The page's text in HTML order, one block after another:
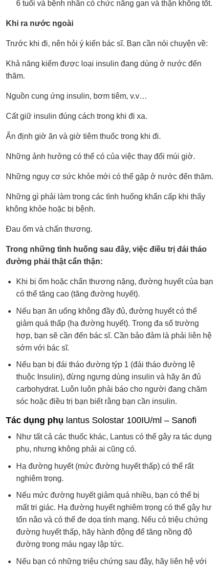
6 tuổi và bệnh nhân có chức năng gan và thận không tốt.
Khi ra nước ngoài
Trước khi đi, nên hỏi ý kiến bác sĩ. Bạn cần nói chuyện về:
Khả năng kiếm được loại insulin đang dùng ở nước đến
thăm.
Nguồn cung ứng insulin, bơm tiêm, v.v…
Cất giữ insulin đúng cách trong khi đi xa.
Ấn định giờ ăn và giờ tiêm thuốc trong khi đi.
Những ảnh hưởng có thể có của việc thay đổi múi giờ.
Những nguy cơ sức khỏe mới có thể gặp ở nước đến thăm.
Những gì phải làm trong các tình huống khẩn cấp khi thấy
không khỏe hoặc bị bệnh.
Đau ốm và chấn thương.
Trong những tình huống sau đây, việc điều trị đái tháo
đường phải thật cẩn thận:
Khi bị ốm hoặc chấn thương nặng, đường huyết của bạn
có thể tăng cao (tăng đường huyết).
Nếu bạn ăn uống không đầy đủ, đường huyết có thể
giảm quá thấp (hạ đường huyết). Trong đa số trường
hợp, bạn sẽ cần đến bác sĩ. Cần bảo đảm là phải liên hệ
sớm với bác sĩ.
Nếu bạn bị đái tháo đường týp 1 (đái tháo đường lệ
thuộc Insulin), đừng ngưng dùng insulin và hãy ăn đủ
carbohydrat. Luôn luôn phải báo cho người đang chăm
sóc hoặc điều trị bạn biết rằng bạn cần insulin.
Tác dụng phụ lantus Solostar 100IU/ml – Sanofi
Như tất cả các thuốc khác, Lantus có thể gây ra tác dụng
phụ, nhưng không phải ai cũng có.
Hạ đường huyết (mức đường huyết thấp) có thể rất
nghiêm trọng.
Nếu mức đường huyết giảm quá nhiều, bạn có thể bị
mất tri giác. Hạ đường huyết nghiêm trọng có thể gây hư
tổn nâo và có thể đe dọa tính mạng. Nếu có triệu chứng
đường huyết thấp, hãy hành động để tăng nồng độ
đường trong máu ngay lập tức.
Nếu bạn có những triệu chứng sau đây, hãy liên hệ với